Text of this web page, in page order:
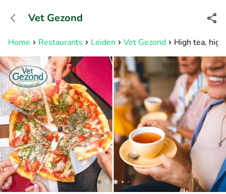
Bereikbaar tot 23:00 uur
Home Restaurants Leiden Vet Gezond High tea,
Vet Gezond